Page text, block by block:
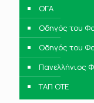
ΟΓΑ
Οδηγός του
Οδηγός του
Πανελλήνιος
ΤΑΠ ΟΤΕ